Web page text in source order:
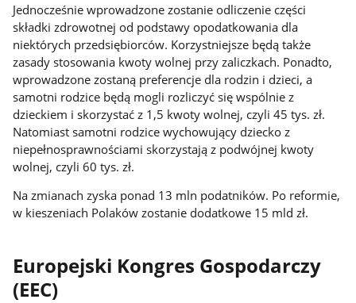
Jednocześnie wprowadzone zostanie odliczenie części
składki zdrowotnej od podstawy opodatkowania dla
niektórych przedsiębiorców. Korzystniejsze będą także
zasady stosowania kwoty wolnej przy zaliczkach. Ponadto,
wprowadzone zostaną preferencje dla rodzin i dzieci, a
samotni rodzice będą mogli rozliczyć się wspólnie z
dzieckiem i skorzystać z 1,5 kwoty wolnej, czyli 45 tys. zł.
Natomiast samotni rodzice wychowujący dziecko z
niepełnosprawnościami skorzystają z podwójnej kwoty
wolnej, czyli 60 tys. zł.
Na zmianach zyska ponad 13 mln podatników. Po reformie,
w kieszeniach Polaków zostanie dodatkowe 15 mld zł.
Europejski Kongres Gospodarczy
(EEC)